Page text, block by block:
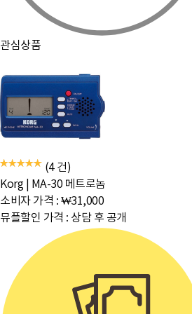
관심상품
(4 건)
Korg
MA-30 메트로놈
소비자 가격 : ₩31,000
뮤플할인 가격 : 상담 후 공개